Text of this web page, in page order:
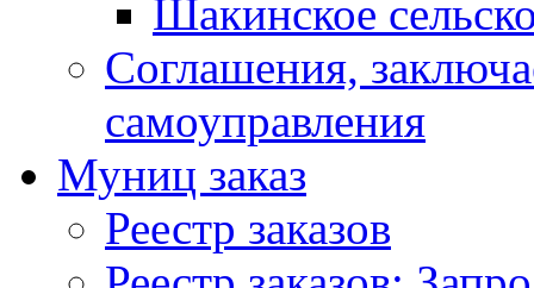
Шакинское
Соглашения,
самоуправления
Муниц заказ
Реестр заказов